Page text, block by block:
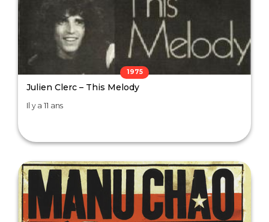
1975
Julien Clerc – This Melody
Il y a 11 ans